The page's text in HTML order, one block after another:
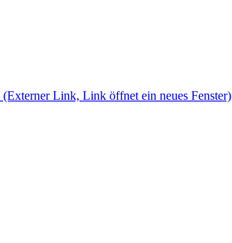
(Externer Link, Link öffnet ein neues Fenster)